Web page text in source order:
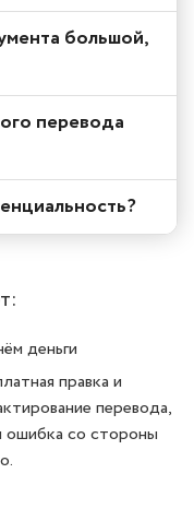
большой,
перевода
деньги
правка и
перевода,
ошибка со стороны